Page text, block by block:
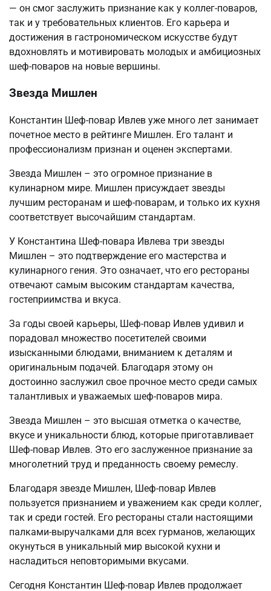
— он смог заслужить признание как у коллег-поваров,
так и у требовательных клиентов. Его карьера и
достижения в гастрономическом искусстве будут
вдохновлять и мотивировать молодых и амбициозных
шеф-поваров на новые вершины.
Звезда Мишлен
Константин Шеф-повар Ивлев уже много лет занимает
почетное место в рейтинге Мишлен. Его талант и
профессионализм признан и оценен экспертами.
Звезда Мишлен – это огромное признание в
кулинарном мире. Мишлен присуждает звезды
лучшим ресторанам и шеф-поварам, и только их кухня
соответствует высочайшим стандартам.
У Константина Шеф-повара Ивлева три звезды
Мишлен – это подтверждение его мастерства и
кулинарного гения. Это означает, что его рестораны
отвечают самым высоким стандартам качества,
гостеприимства и вкуса.
За годы своей карьеры, Шеф-повар Ивлев удивил и
порадовал множество посетителей своими
изысканными блюдами, вниманием к деталям и
оригинальным подачей. Благодаря этому он
достоинно заслужил свое прочное место среди самых
талантливых и уважаемых шеф-поваров мира.
Звезда Мишлен – это высшая отметка о качестве,
вкусе и уникальности блюд, которые приготавливает
Шеф-повар Ивлев. Это его заслуженное признание за
многолетний труд и преданность своему ремеслу.
Благодаря звезде Мишлен, Шеф-повар Ивлев
пользуется признанием и уважением как среди коллег,
так и среди гостей. Его рестораны стали настоящими
палками-выручалками для всех гурманов, желающих
окунуться в уникальный мир высокой кухни и
насладиться неповторимыми вкусами.
Сегодня Константин Шеф-повар Ивлев продолжает